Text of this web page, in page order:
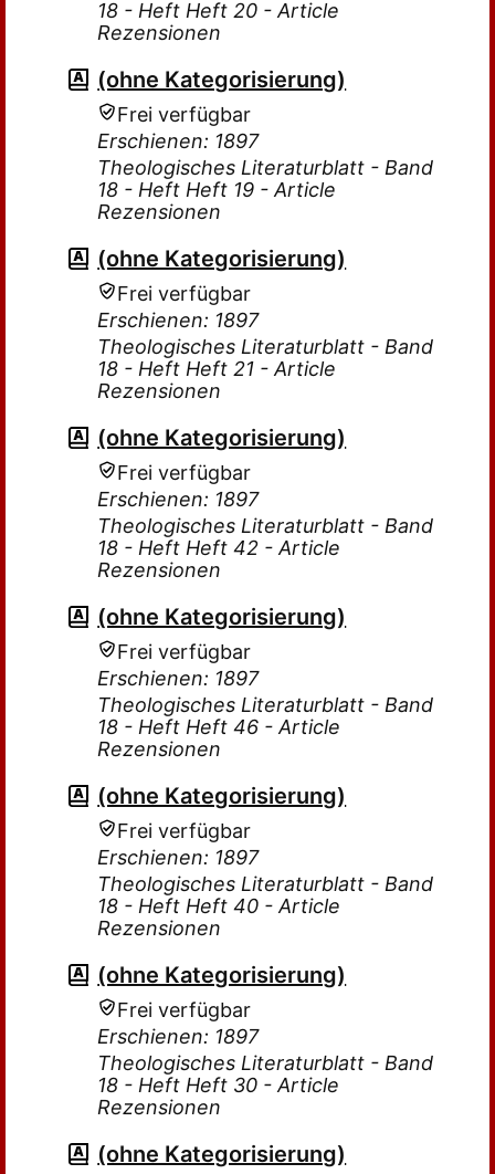
18 - Heft Heft 20 - Article
Rezensionen
(ohne Kategorisierung)
Frei verfügbar
Erschienen: 1897
Theologisches Literaturblatt - Band
18 - Heft Heft 19 - Article
Rezensionen
(ohne Kategorisierung)
Frei verfügbar
Erschienen: 1897
Theologisches Literaturblatt - Band
18 - Heft Heft 21 - Article
Rezensionen
(ohne Kategorisierung)
Frei verfügbar
Erschienen: 1897
Theologisches Literaturblatt - Band
18 - Heft Heft 42 - Article
Rezensionen
(ohne Kategorisierung)
Frei verfügbar
Erschienen: 1897
Theologisches Literaturblatt - Band
18 - Heft Heft 46 - Article
Rezensionen
(ohne Kategorisierung)
Frei verfügbar
Erschienen: 1897
Theologisches Literaturblatt - Band
18 - Heft Heft 40 - Article
Rezensionen
(ohne Kategorisierung)
Frei verfügbar
Erschienen: 1897
Theologisches Literaturblatt - Band
18 - Heft Heft 30 - Article
Rezensionen
(ohne Kategorisierung)